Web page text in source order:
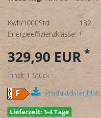
Kwh/1000Std:
132
Energieeffizienzklasse: F
329,90 EUR *
Inhalt 1 Stück
Produktdatenblatt
Lieferzeit: 1-4 Tage